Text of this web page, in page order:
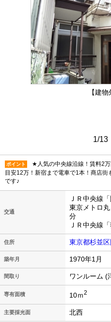
【建物
1/13
ポイント
★人気の中央線沿線！賃料2
目安12万！新宿まで電車で1本！商店街
です♪
交通
ＪＲ中央線
東京メトロ
分
ＪＲ中央線
住所 東京都杉並
築年月 1970年1月
間取り ワンルーム (
専有面積 10ｍ2
主要採光面 北西